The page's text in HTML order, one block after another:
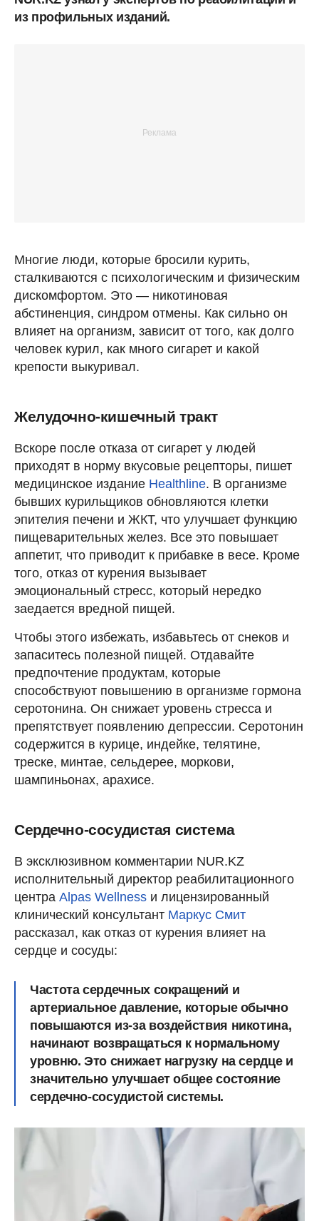
из профильных изданий.
Многие люди, которые бросили курить,
сталкиваются с психологическим и физическим
дискомфортом. Это — никотиновая
абстиненция, синдром отмены. Как сильно он
влияет на организм, зависит от того, как долго
человек курил, как много сигарет и какой
крепости выкуривал.
Желудочно-кишечный тракт
Вскоре после отказа от сигарет у людей
приходят в норму вкусовые рецепторы, пишет
медицинское издание Healthline. В организме
бывших курильщиков обновляются клетки
эпителия печени и ЖКТ, что улучшает функцию
пищеварительных желез. Все это повышает
аппетит, что приводит к прибавке в весе. Кроме
того, отказ от курения вызывает
эмоциональный стресс, который нередко
заедается вредной пищей.
Чтобы этого избежать, избавьтесь от снеков и
запаситесь полезной пищей. Отдавайте
предпочтение продуктам, которые
способствуют повышению в организме гормона
серотонина. Он снижает уровень стресса и
препятствует появлению депрессии. Серотонин
содержится в курице, индейке, телятине,
треске, минтае, сельдерее, моркови,
шампиньонах, арахисе.
Сердечно-сосудистая система
В эксклюзивном комментарии NUR.KZ
исполнительный директор реабилитационного
центра Alpas Wellness и лицензированный
клинический консультант Маркус Смит
рассказал, как отказ от курения влияет на
сердце и сосуды:
Частота сердечных сокращений и
артериальное давление, которые обычно
повышаются из-за воздействия никотина,
начинают возвращаться к нормальному
уровню. Это снижает нагрузку на сердце и
значительно улучшает общее состояние
сердечно-сосудистой системы.